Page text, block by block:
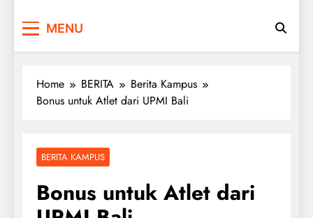
MAHADEWA NEWS
MENU
Home BERITA
Berita Kampus
Bonus untuk Atlet dari UPMI Bali
BERITA KAMPUS
Bonus untuk Atlet dari